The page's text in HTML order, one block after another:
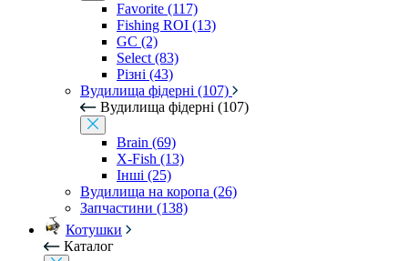
Favorite (117)
Fishing ROI (13)
GC (2)
Select (83)
Різні (43)
Вудилища фідерні (107)
Вудилища фідерні (107)
Brain (69)
X-Fish (13)
Інші (25)
Вудилища на коропа (26)
Запчастини (138)
Котушки
Каталог